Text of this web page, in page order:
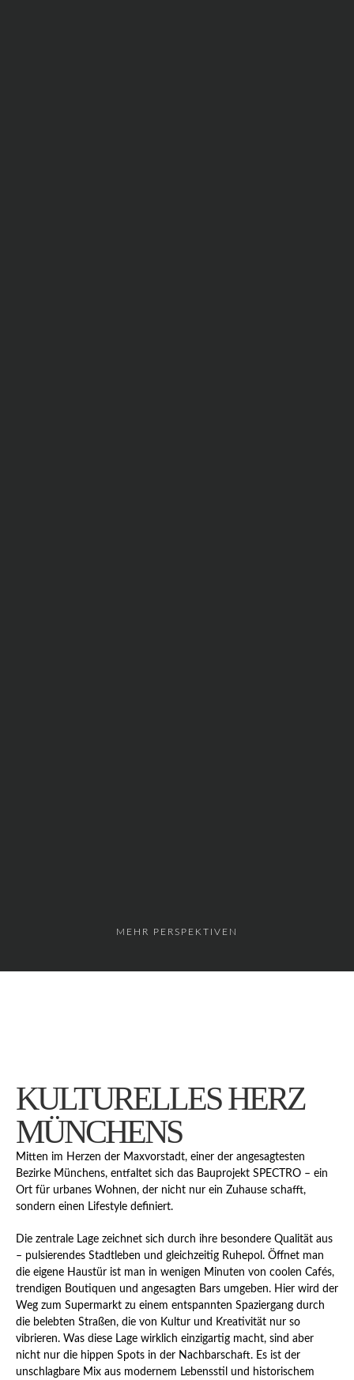
MEHR PERSPEKTIVEN
KULTURELLES HERZ
MÜNCHENS
Mitten im Herzen der Maxvorstadt, einer der angesagtesten
Bezirke Münchens, entfaltet sich das Bauprojekt SPECTRO – ein
Ort für urbanes Wohnen, der nicht nur ein Zuhause schafft,
sondern einen Lifestyle definiert.
Die zentrale Lage zeichnet sich durch ihre besondere Qualität aus
– pulsierendes Stadtleben und gleichzeitig Ruhepol. Öffnet man
die eigene Haustür ist man in wenigen Minuten von coolen Cafés,
trendigen Boutiquen und angesagten Bars umgeben. Hier wird der
Weg zum Supermarkt zu einem entspannten Spaziergang durch
die belebten Straßen, die von Kultur und Kreativität nur so
vibrieren. Was diese Lage wirklich einzigartig macht, sind aber
nicht nur die hippen Spots in der Nachbarschaft. Es ist der
unschlagbare Mix aus modernem Lebensstil und historischem